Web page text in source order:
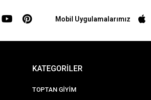
Mobil Uygulamalarımız
KATEGORİLER
TOPTAN GİYİM